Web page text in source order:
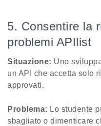
5. Consentire la
problemi APIlist
Situazione: Uno
un API che accetta solo
approvati.
Problema: Lo studente
sbagliato o dimenticare